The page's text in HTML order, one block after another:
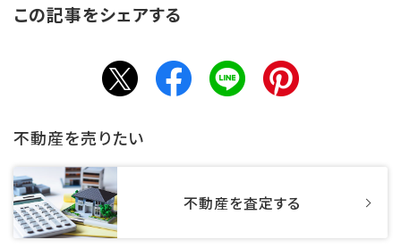
この記事をシェアする
不動産を売りたい
不動産を査定する